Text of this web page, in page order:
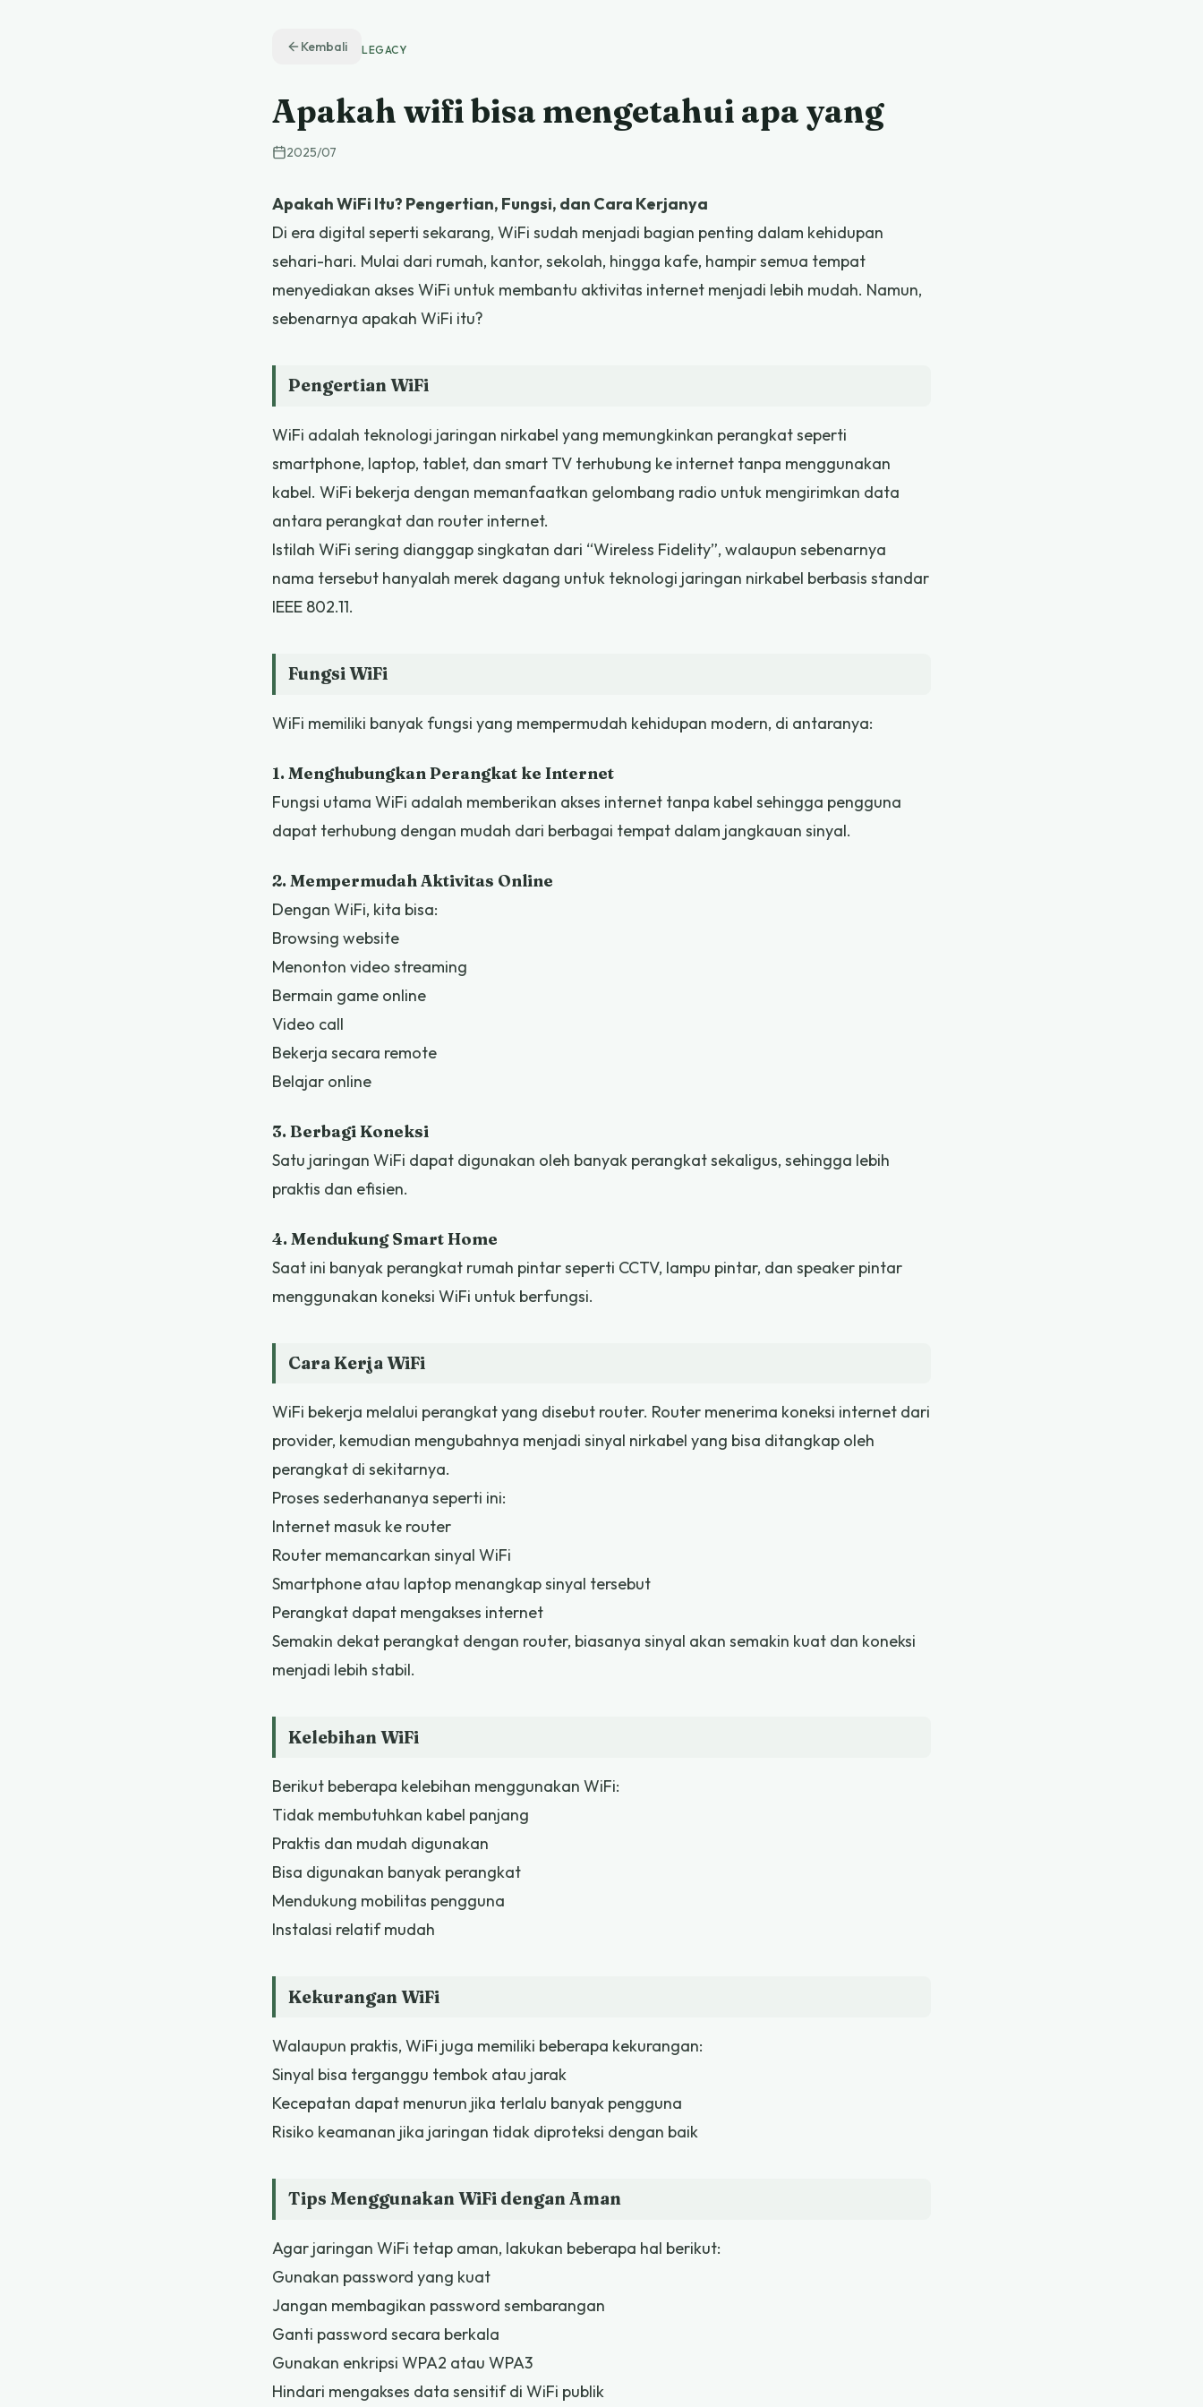
Kembali LEGACY
Apakah wifi bisa mengetahui apa yang
2025/07
Apakah WiFi Itu? Pengertian, Fungsi, dan Cara Kerjanya
Di era digital seperti sekarang, WiFi sudah menjadi bagian penting dalam kehidupan
sehari-hari. Mulai dari rumah, kantor, sekolah, hingga kafe, hampir semua tempat
menyediakan akses WiFi untuk membantu aktivitas internet menjadi lebih mudah. Namun,
sebenarnya apakah WiFi itu?
Pengertian WiFi
WiFi adalah teknologi jaringan nirkabel yang memungkinkan perangkat seperti
smartphone, laptop, tablet, dan smart TV terhubung ke internet tanpa menggunakan
kabel. WiFi bekerja dengan memanfaatkan gelombang radio untuk mengirimkan data
antara perangkat dan router internet.
Istilah WiFi sering dianggap singkatan dari “Wireless Fidelity”, walaupun sebenarnya
nama tersebut hanyalah merek dagang untuk teknologi jaringan nirkabel berbasis standar
IEEE 802.11.
Fungsi WiFi
WiFi memiliki banyak fungsi yang mempermudah kehidupan modern, di antaranya:
1. Menghubungkan Perangkat ke Internet
Fungsi utama WiFi adalah memberikan akses internet tanpa kabel sehingga pengguna
dapat terhubung dengan mudah dari berbagai tempat dalam jangkauan sinyal.
2. Mempermudah Aktivitas Online
Dengan WiFi, kita bisa:
Browsing website
Menonton video streaming
Bermain game online
Video call
Bekerja secara remote
Belajar online
3. Berbagi Koneksi
Satu jaringan WiFi dapat digunakan oleh banyak perangkat sekaligus, sehingga lebih
praktis dan efisien.
4. Mendukung Smart Home
Saat ini banyak perangkat rumah pintar seperti CCTV, lampu pintar, dan speaker pintar
menggunakan koneksi WiFi untuk berfungsi.
Cara Kerja WiFi
WiFi bekerja melalui perangkat yang disebut router. Router menerima koneksi internet dari
provider, kemudian mengubahnya menjadi sinyal nirkabel yang bisa ditangkap oleh
perangkat di sekitarnya.
Proses sederhananya seperti ini:
Internet masuk ke router
Router memancarkan sinyal WiFi
Smartphone atau laptop menangkap sinyal tersebut
Perangkat dapat mengakses internet
Semakin dekat perangkat dengan router, biasanya sinyal akan semakin kuat dan koneksi
menjadi lebih stabil.
Kelebihan WiFi
Berikut beberapa kelebihan menggunakan WiFi:
Tidak membutuhkan kabel panjang
Praktis dan mudah digunakan
Bisa digunakan banyak perangkat
Mendukung mobilitas pengguna
Instalasi relatif mudah
Kekurangan WiFi
Walaupun praktis, WiFi juga memiliki beberapa kekurangan:
Sinyal bisa terganggu tembok atau jarak
Kecepatan dapat menurun jika terlalu banyak pengguna
Risiko keamanan jika jaringan tidak diproteksi dengan baik
Tips Menggunakan WiFi dengan Aman
Agar jaringan WiFi tetap aman, lakukan beberapa hal berikut:
Gunakan password yang kuat
Jangan membagikan password sembarangan
Ganti password secara berkala
Gunakan enkripsi WPA2 atau WPA3
Hindari mengakses data sensitif di WiFi publik